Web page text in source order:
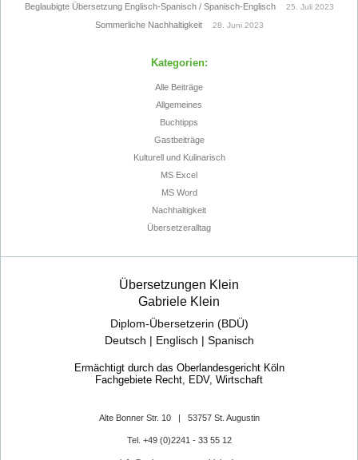
Beglaubigte Übersetzung Englisch-Spanisch / Spanisch-Englisch 25. Juli 2023
Sommerliche Nachhaltigkeit 28. Juni 2023
Kategorien:
Alle Beiträge
Allgemeines
Buchtipps
Gastbeiträge
Kulturell und Kulinarisch
MS Excel
MS Word
Nachhaltigkeit
Übersetzeralltag
Übersetzungen Klein
Gabriele Klein
Diplom-Übersetzerin (BDÜ)
Deutsch | Englisch | Spanisch
Ermächtigt durch das Oberlandesgericht Köln
Fachgebiete Recht, EDV, Wirtschaft
Alte Bonner Str. 10 | 53757 St. Augustin
Tel. +49 (0)2241 - 33 55 12